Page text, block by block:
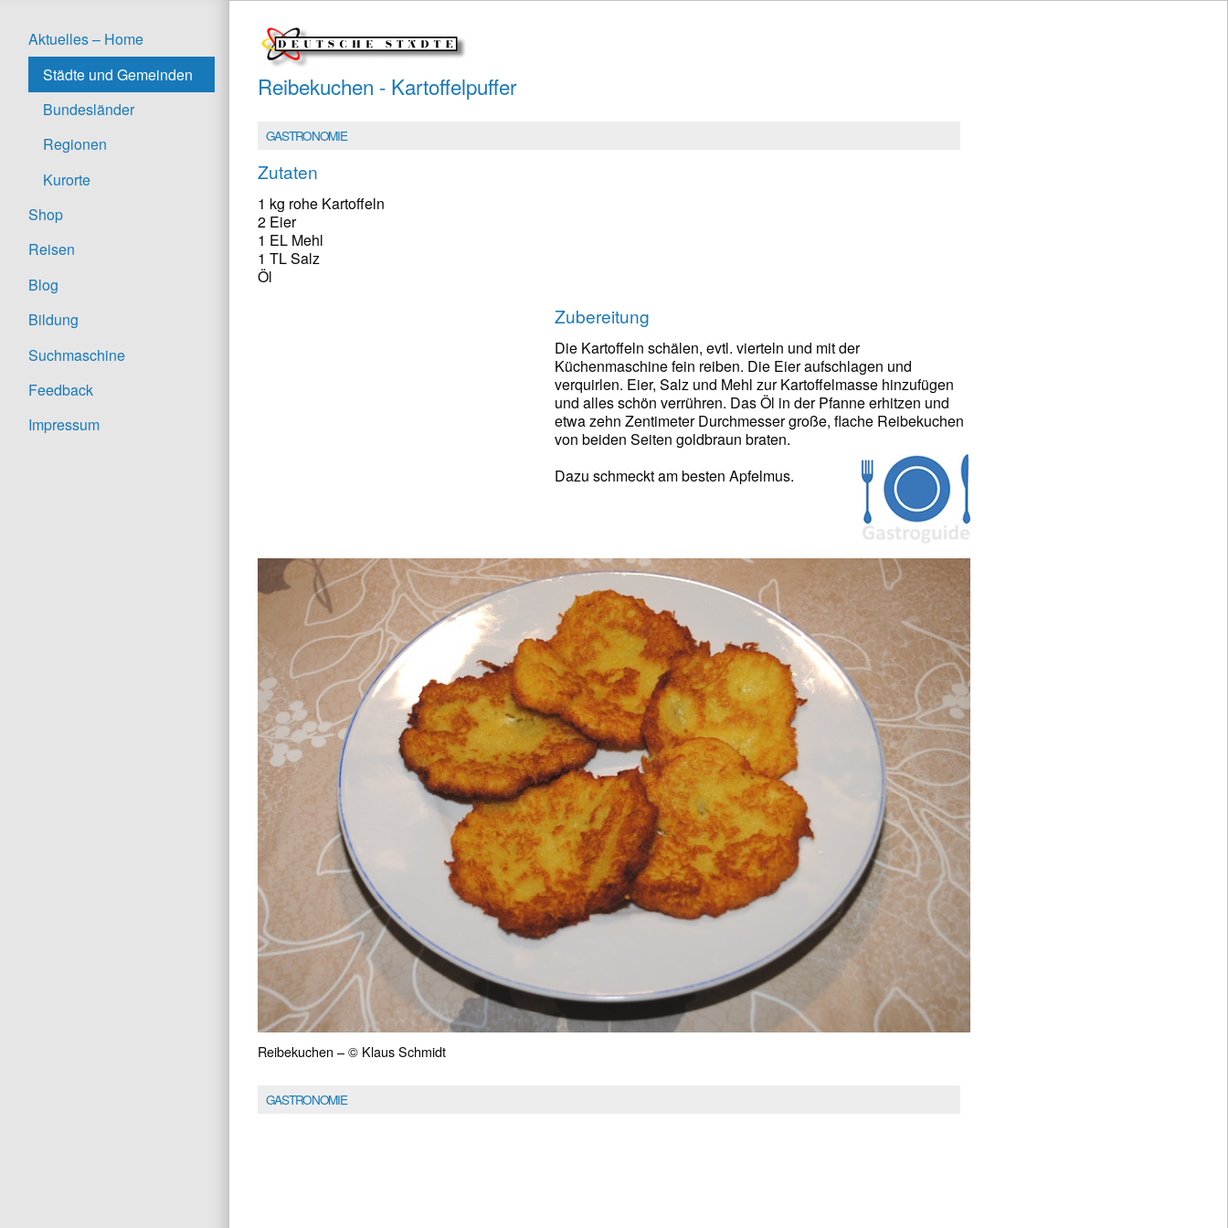
Aktuelles – Home
Städte und Gemeinden
Bundesländer
Regionen
Kurorte
Shop
Reisen
Blog
Bildung
Suchmaschine
Feedback
Impressum
Reibekuchen - Kartoffelpuffer
GASTRONOMIE
Zutaten
1 kg rohe Kartoffeln
2 Eier
1 EL Mehl
1 TL Salz
Öl
Zubereitung
Die Kartoffeln schälen, evtl. vierteln und mit der
Küchenmaschine fein reiben. Die Eier aufschlagen und
verquirlen. Eier, Salz und Mehl zur Kartoffelmasse hinzufügen
und alles schön verrühren. Das Öl in der Pfanne erhitzen und
etwa zehn Zentimeter Durchmesser große, flache Reibekuchen
von beiden Seiten goldbraun braten.
Dazu schmeckt am besten Apfelmus.
Reibekuchen – © Klaus Schmidt
GASTRONOMIE